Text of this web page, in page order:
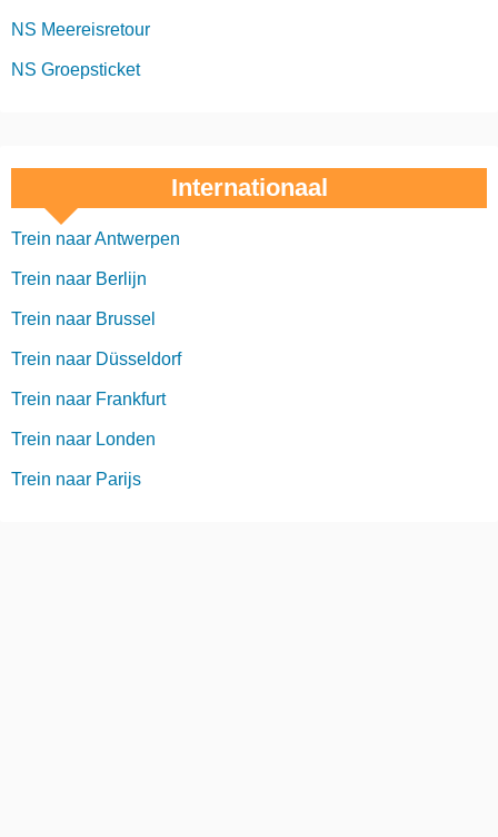
NS Meereisretour
NS Groepsticket
Internationaal
Trein naar Antwerpen
Trein naar Berlijn
Trein naar Brussel
Trein naar Düsseldorf
Trein naar Frankfurt
Trein naar Londen
Trein naar Parijs